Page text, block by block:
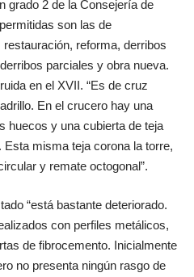
grado 2 de la Consejería de
son las de
reforma, derribos
parciales y obra nueva.
en el XVII. “Es de cruz
En el crucero hay una
huecos y una cubierta de teja
misma teja corona la torre,
y remate octogonal”.
“está bastante deteriorado.
con perfiles metálicos,
de fibrocemento. Inicialmente
no presenta ningún rasgo de